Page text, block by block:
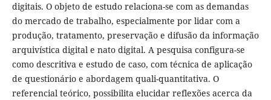
digitais. O objeto de estudo relaciona-se com as demandas
do mercado de trabalho, especialmente por lidar com a
produção, tratamento, preservação e difusão da informação
arquivística digital e nato digital. A pesquisa configura-se
como descritiva e estudo de caso, com técnica de aplicação
de questionário e abordagem quali-quantitativa. O
referencial teórico, possibilita elucidar reflexões acerca da